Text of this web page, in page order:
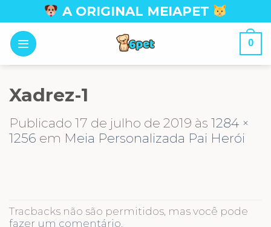
to
content
A ORIGINAL MEIAPET
0
Xadrez-1
Publicado 17 de julho de 2019 às 1284 ×
1256 em Meia Personalizada Pai Herói
Tracbacks não são permitidos, mas você pode
fazer um comentário.